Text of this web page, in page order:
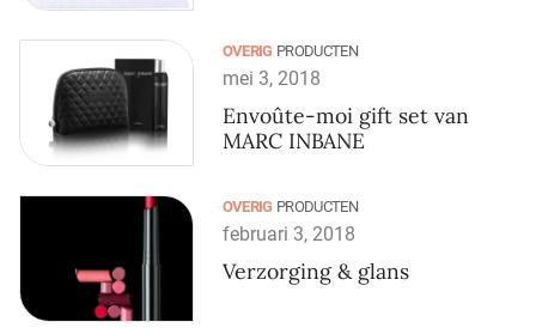
OVERIG PRODUCTEN
mei 3, 2018
Envoûte-moi gift set van
MARC INBANE
OVERIG PRODUCTEN
februari 3, 2018
Verzorging & glans